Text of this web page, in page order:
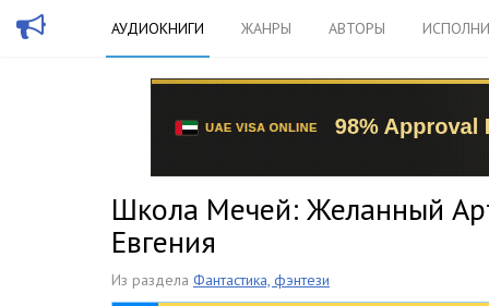
АУДИОКНИГИ ЖАНРЫ АВТОРЫ
Школа Мечей: Желанный
Евгения
Из раздела Фантастика, фэнтези